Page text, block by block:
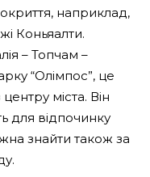
наприклад,
Коньяалти.
– ​​Топчам –
“Олімпос”, це
міста. Він
для відпочинку
знайти також за